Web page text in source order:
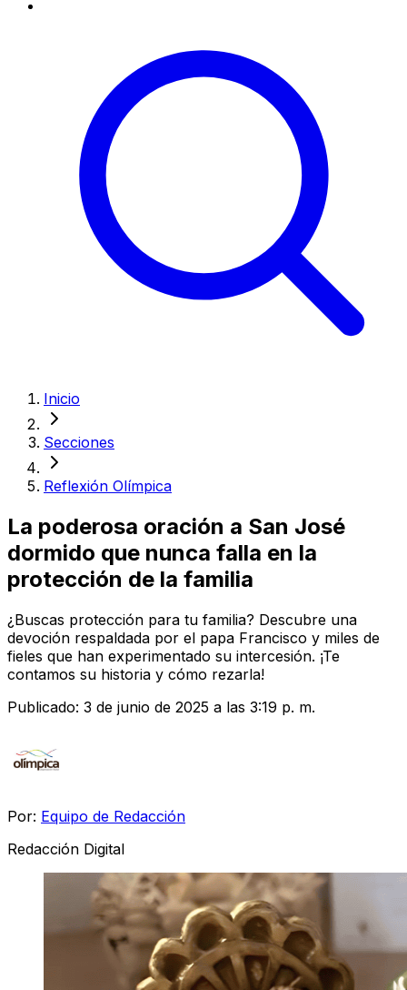
Inicio
Secciones
Reflexión Olímpica
La poderosa oración a San José
dormido que nunca falla en la
protección de la familia
¿Buscas protección para tu familia? Descubre una
devoción respaldada por el papa Francisco y miles de
fieles que han experimentado su intercesión. ¡Te
contamos su historia y cómo rezarla!
Publicado: 3 de junio de 2025 a las 3:19 p. m.
Por: Equipo de Redacción
Redacción Digital